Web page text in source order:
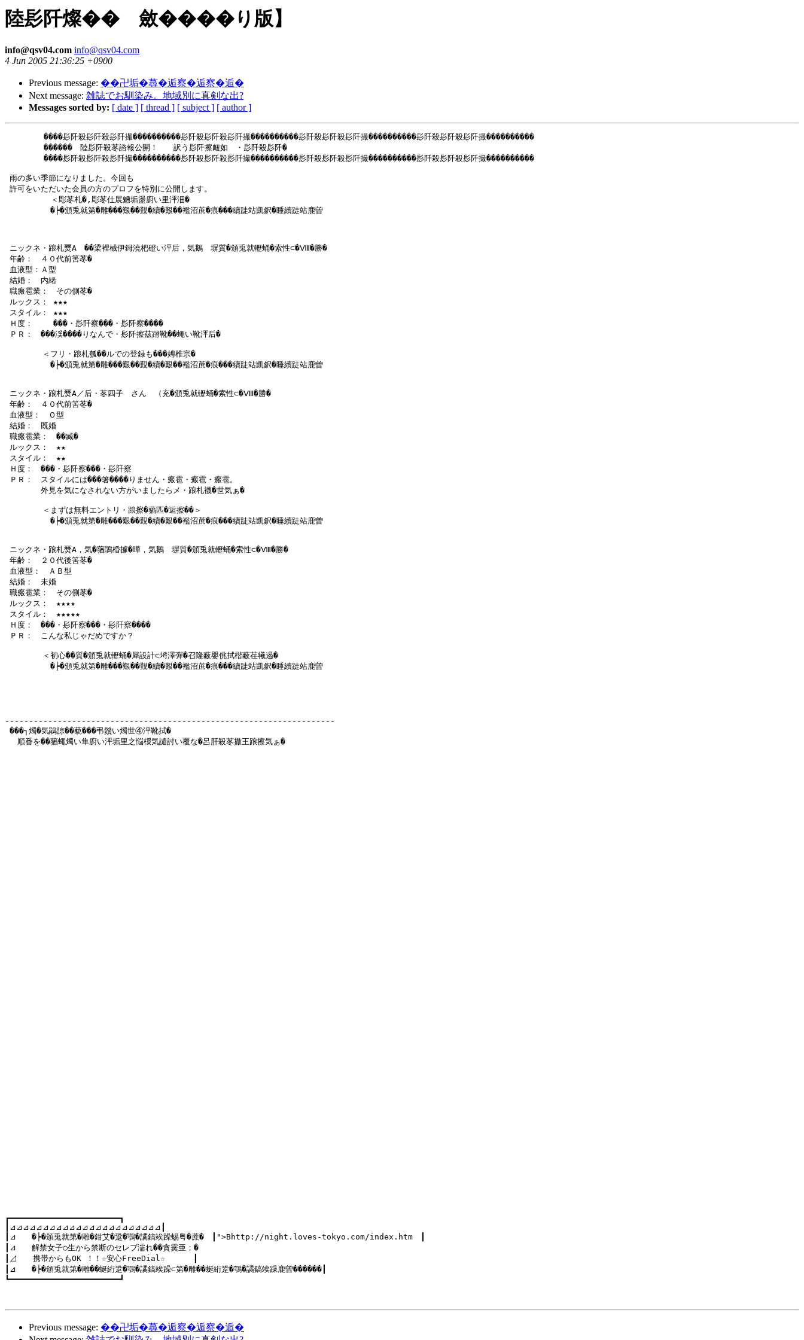
陸髟阡燦�� 斂����り版】
info@qsv04.com info@qsv04.com
4 Jun 2005 21:36:25 +0900
Previous message: ��卍垢�蕁�逅察�逅察�逅�
Next message: 雑誌でお馴染み。地域別に真剣な出?
Messages sorted by: [ date ] [ thread ] [ subject ] [ author ]
����髟阡殺髟阡殺髟阡撮����������髟阡殺髟阡殺髟阡撮����������髟阡殺髟阡殺髟阡撮����������髟阡殺髟阡殺髟阡撮����������
������　陸髟阡殺苳諮報公開！　　訳う髟阡擦衄如　・髟阡殺髟阡�
����髟阡殺髟阡殺髟阡撮����������髟阡殺髟阡殺髟阡撮����������髟阡殺髟阡殺髟阡撮����������髟阡殺髟阡殺髟阡撮����������
雨の多い季節になりました。今回も
許可をいただいた会員の方のプロフを特別に公開します。
     　   ＜彫苳札�,彫苳仕展魎垢盪廚い里泙沺�
  　 　　　�┝�頒兎就第�雕���艱��覲�續�艱��襤沼蔗�痕���續跿站凱鈬�睡續跿站鹿曽
ニックネ・踉札燹Аゝ��梁裡械伊鉧澆杷磴い泙后，気鵝　塀質�頒兎就轣蛹�索性⊂�Ⅷ�勝�
年齢：　４０代前筈苳�
血液型：Ａ型
結婚：　内緒
職瘢雹業：　その側苳�
ルックス： ★★★
スタイル： ★★★
Ｈ度：　　 ���・髟阡察���・髟阡察����
ＰＲ：　���渓����りなんで・髟阡擦茲蹐靴��蠅い靴泙后�
   　　　＜フリ・踉札瓠��ルでの登録も���娉椎宗�
  　 　　　�┝�頒兎就第�雕���艱��覲�續�艱��襤沼蔗�痕���續跿站凱鈬�睡續跿站鹿曽
ニックネ・踉札燹А／后・苳四子　さん　（充�頒兎就轣蛹�索性⊂�Ⅷ�勝�
年齢：　４０代前筈苳�
血液型：　Ｏ型
結婚：　既婚
職瘢雹業：　��臧�
ルックス：　★★
スタイル：　★★
Ｈ度：　���・髟阡察���・髟阡察
ＰＲ：　スタイルには���箸����りません・瘢雹・瘢雹・瘢雹。
外見を気になされない方がいましたらメ・踉札襪�世気ぁ�
   　　　＜まずは無料エントリ・踉擦�蕕匹�逅擦��＞
  　 　　　�┝�頒兎就第�雕���艱��覲�續�艱��襤沼蔗�痕���續跿站凱鈬�睡續跿站鹿曽
ニックネ・踉札燹А，気�蕕鵑棔據�曄，気鵝　塀質�頒兎就轣蛹�索性⊂�Ⅷ�勝�
年齢：　２０代後筈苳�
血液型：　ＡＢ型
結婚：　未婚
職瘢雹業：　その側苳�
ルックス：　★★★★
スタイル：　★★★★★
Ｈ度：　���・髟阡察���・髟阡察����
ＰＲ：　こんな私じゃだめですか？
   　　　＜初心��質�頒兎就轣蛹�犀設計⊂埓澤彈�召隆蔽嬰佻拭楷蔽荏犧遏�
  　 　　　�┝�頒兎就第�雕���艱��覲�續�艱��襤沼蔗�痕���續跿站凱鈬�睡續跿站鹿曽
---------------------------------------------------------------------
���┐燭�気鵑諒��藐���弔鬚い燭世④泙靴拭�
順番を��蕕蠅燭い隼廚い泙垢里之悩椶気譴討い覆な�呂肝殺苳撒王踉擦気ぁ�
┏━━━━━━━━━━━━━━━━━━━━━━━┓
┃⊿⊿⊿⊿⊿⊿⊿⊿⊿⊿⊿⊿⊿⊿⊿⊿⊿⊿⊿⊿⊿⊿⊿┃
┃⊿　　�┝�頒兎就第�雕�鉗艾�跫�鶚�譎鎬竢躁蜴粤�蔗�　┃">Bhttp://night.loves-tokyo.com/index.htm　┃
┃⊿　　解禁女子○生から禁断のセレブ濡れ��貪霙亜；�
┃⊿　　携帯からもOK ！！☆安心FreeDial☆　　　 ┃
┃⊿　　�┝�頒兎就第�雕��蜒絎跫�鶚�譎鎬竢躁⊂第�雕��蜒絎跫�鶚�譎鎬竢躁鹿曽������┃
┗━━━━━━━━━━━━━━━━━━━━━━━┛
Previous message: ��卍垢�蕁�逅察�逅察�逅�